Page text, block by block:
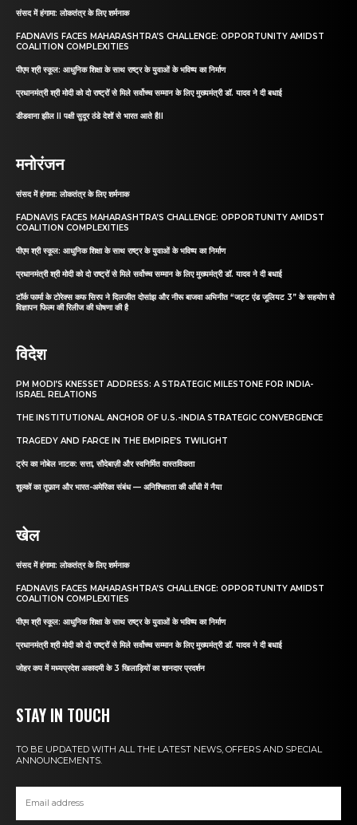
संसद में हंगामा: लोकतंत्र के लिए शर्मनाक
FADNAVIS FACES MAHARASHTRA’S CHALLENGE: OPPORTUNITY AMIDST
COALITION COMPLEXITIES
पीएम श्री स्कूल: आधुनिक शिक्षा के साथ राष्ट्र के युवाओं के भविष्य का निर्माण
प्रधानमंत्री श्री मोदी को दो राष्ट्रों से मिले सर्वोच्च सम्मान के लिए मुख्यमंत्री डॉ. यादव ने दी बधाई
डीडवाना झील II पक्षी सुदूर ठंडे देशों से भारत आते हैII
मनोरंजन
संसद में हंगामा: लोकतंत्र के लिए शर्मनाक
FADNAVIS FACES MAHARASHTRA’S CHALLENGE: OPPORTUNITY AMIDST
COALITION COMPLEXITIES
पीएम श्री स्कूल: आधुनिक शिक्षा के साथ राष्ट्र के युवाओं के भविष्य का निर्माण
प्रधानमंत्री श्री मोदी को दो राष्ट्रों से मिले सर्वोच्च सम्मान के लिए मुख्यमंत्री डॉ. यादव ने दी बधाई
टॉर्क फार्मा के टोरेक्स कफ सिरप ने दिलजीत दोसांझ और नीरू बाजवा अभिनीत “जट्ट एंड जूलियट 3” के सहयोग से
विज्ञापन फिल्म की रिलीज की घोषणा की है
विदेश
PM MODI’S KNESSET ADDRESS: A STRATEGIC MILESTONE FOR INDIA-
ISRAEL RELATIONS
THE INSTITUTIONAL ANCHOR OF U.S.-INDIA STRATEGIC CONVERGENCE
TRAGEDY AND FARCE IN THE EMPIRE’S TWILIGHT
ट्रंप का नोबेल नाटक: सत्ता, सौदेबाज़ी और स्वनिर्मित वास्तविकता
शुल्कों का तूफ़ान और भारत-अमेरिका संबंध — अनिश्चितता की आँधी में नैया
खेल
संसद में हंगामा: लोकतंत्र के लिए शर्मनाक
FADNAVIS FACES MAHARASHTRA’S CHALLENGE: OPPORTUNITY AMIDST
COALITION COMPLEXITIES
पीएम श्री स्कूल: आधुनिक शिक्षा के साथ राष्ट्र के युवाओं के भविष्य का निर्माण
प्रधानमंत्री श्री मोदी को दो राष्ट्रों से मिले सर्वोच्च सम्मान के लिए मुख्यमंत्री डॉ. यादव ने दी बधाई
जोहर कप में मध्यप्रदेश अकादमी के 3 खिलाड़ियों का शानदार प्रदर्शन
STAY IN TOUCH
TO BE UPDATED WITH ALL THE LATEST NEWS, OFFERS AND SPECIAL
ANNOUNCEMENTS.